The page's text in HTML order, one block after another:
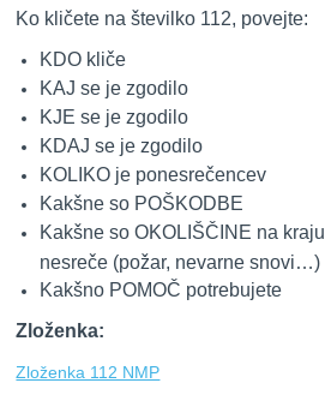
Ko kličete na številko 112, povejte:
KDO kliče
KAJ se je zgodilo
KJE se je zgodilo
KDAJ se je zgodilo
KOLIKO je ponesrečencev
Kakšne so POŠKODBE
Kakšne so OKOLIŠČINE na kraju
nesreče (požar, nevarne snovi…)
Kakšno POMOČ potrebujete
Zloženka:
Zloženka 112 NMP